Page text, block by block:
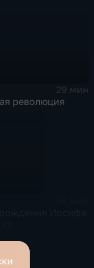
29 мин
революция